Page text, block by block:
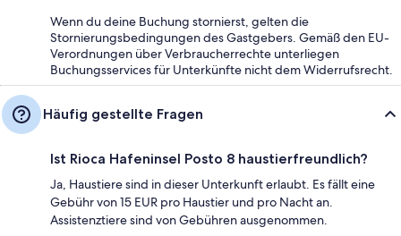
Wenn du deine Buchung stornierst, gelten die
Stornierungsbedingungen des Gastgebers. Gemäß den EU-
Verordnungen über Verbraucherrechte unterliegen
Buchungsservices für Unterkünfte nicht dem Widerrufsrecht.
Häufig gestellte Fragen
Ist Rioca Hafeninsel Posto 8 haustierfreundlich?
Ja, Haustiere sind in dieser Unterkunft erlaubt. Es fällt eine
Gebühr von 15 EUR pro Haustier und pro Nacht an.
Assistenztiere sind von Gebühren ausgenommen.